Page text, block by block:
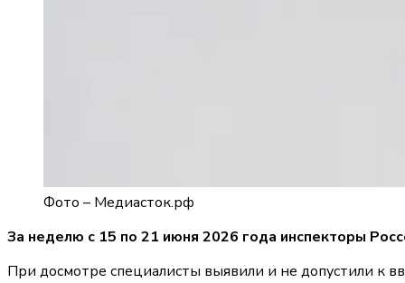
Фото – Медиасток.рф
За неделю с 15 по 21 июня 2026 года инспекторы
При досмотре специалисты выявили и не допустили к